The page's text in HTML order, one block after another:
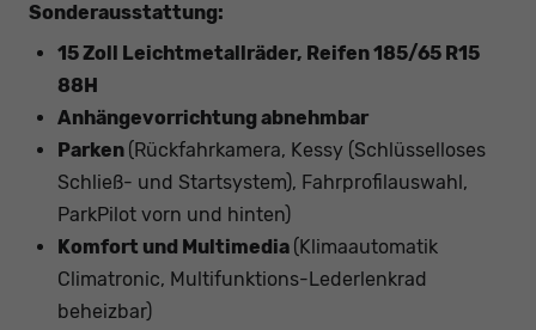
Sonderausstattung:
15 Zoll Leichtmetallräder, Reifen 185/65 R15
88H
Anhängevorrichtung abnehmbar
Parken (Rückfahrkamera, Kessy (Schlüsselloses
Schließ- und Startsystem), Fahrprofilauswahl,
ParkPilot vorn und hinten)
Komfort und Multimedia (Klimaautomatik
Climatronic, Multifunktions-Lederlenkrad
beheizbar)